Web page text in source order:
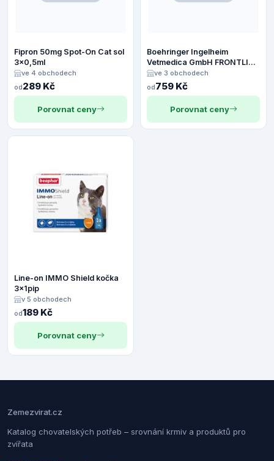
Fipron 50mg Spot-On Cat sol
3x0,5ml
ve 4 obchodech
od289 Kč
Porovnat ceny
Boehringer Ingelheim
Vetmedica GmbH FRONTLINE
COMBO spot-on pro kočky -
3x0,5ml
ve 3 obchodech
od759 Kč
Porovnat ceny
Line-on IMMO Shield kočka
3x1pip
v 5 obchodech
od189 Kč
Porovnat ceny
Zemezvirat.cz
Katalog chovatelských potřeb – srovnání krmiv a produktů pro
zvířata